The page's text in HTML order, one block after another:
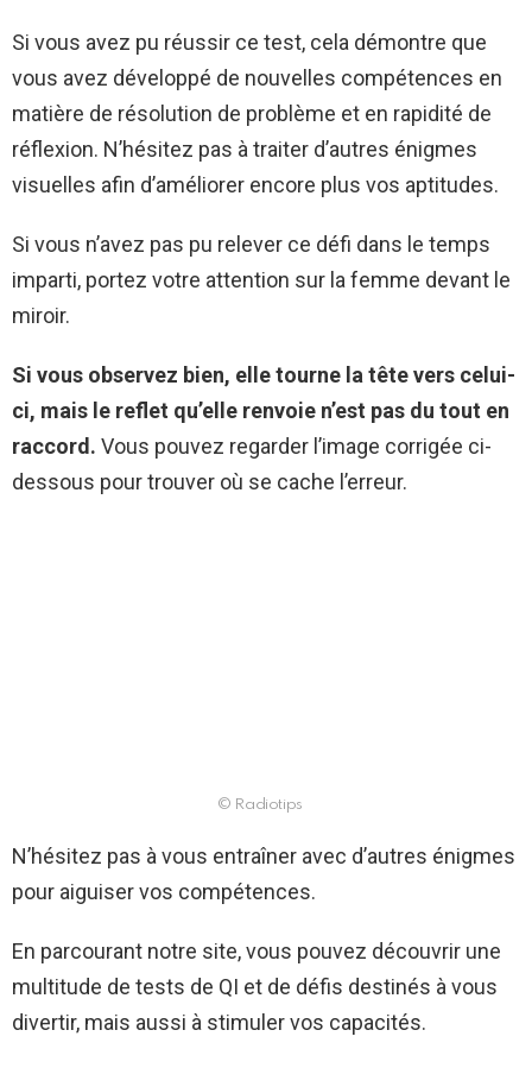
Si vous avez pu réussir ce test, cela démontre que
vous avez développé de nouvelles compétences en
matière de résolution de problème et en rapidité de
réflexion. N’hésitez pas à traiter d’autres énigmes
visuelles afin d’améliorer encore plus vos aptitudes.
Si vous n’avez pas pu relever ce défi dans le temps
imparti, portez votre attention sur la femme devant le
miroir.
Si vous observez bien, elle tourne la tête vers celui-
ci, mais le reflet qu’elle renvoie n’est pas du tout en
raccord. Vous pouvez regarder l’image corrigée ci-
dessous pour trouver où se cache l’erreur.
© Radiotips
N’hésitez pas à vous entraîner avec d’autres énigmes
pour aiguiser vos compétences.
En parcourant notre site, vous pouvez découvrir une
multitude de tests de QI et de défis destinés à vous
divertir, mais aussi à stimuler vos capacités.